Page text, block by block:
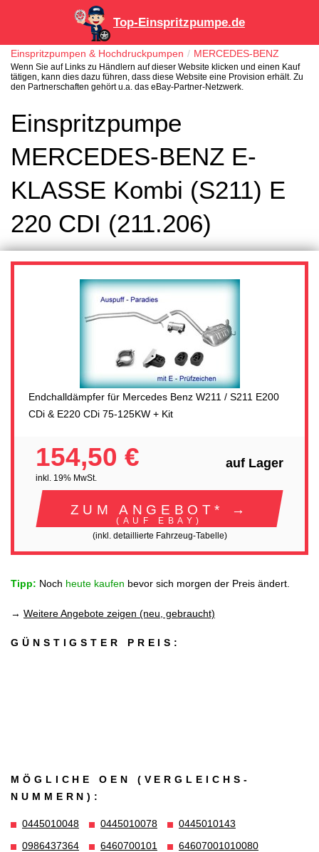
Top-Einspritzpumpe.de
Einspritzpumpen & Hochdruckpumpen MERCEDES-BENZ
Wenn Sie auf Links zu Händlern auf dieser Website klicken und einen Kauf
tätigen, kann dies dazu führen, dass diese Website eine Provision erhält. Zu
den Partnerschaften gehört u.a. das eBay-Partner-Netzwerk.
Einspritzpumpe
MERCEDES-BENZ E-
KLASSE Kombi (S211) E
220 CDI (211.206)
Endchalldämpfer für Mercedes Benz W211 / S211 E200
CDi & E220 CDi 75-125KW + Kit
154,50 €
inkl. 19% MwSt.
auf Lager
ZUM ANGEBOT* →
(AUF EBAY)
(inkl. detaillierte Fahrzeug-Tabelle)
Tipp: Noch heute kaufen bevor sich morgen der Preis ändert.
→ Weitere Angebote zeigen (neu, gebraucht)
GÜNSTIGSTER PREIS:
MÖGLICHE OEN (VERGLEICHS­
NUMMERN):
0445010048 0445010078
0445010143
0986437364
6460700101
64607001010080